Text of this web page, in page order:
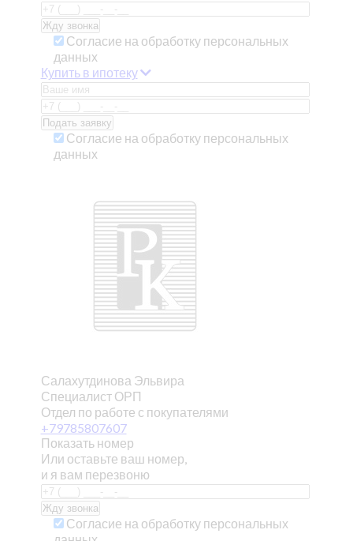
Согласие на обработку персональных
данных
Купить в ипотеку
Согласие на обработку персональных
данных
Салахутдинова Эльвира
Специалист ОРП
Отдел по работе с покупателями
+79785807607
Показать номер
Или оставьте ваш номер,
и я вам перезвоню
Согласие на обработку персональных